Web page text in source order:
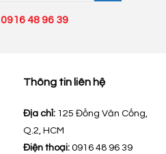
0916 48 96 39
Thông tin liên hệ
Địa chỉ: 125 Đồng Văn Cống,
Q.2, HCM
Điện thoại: 0916 48 96 39